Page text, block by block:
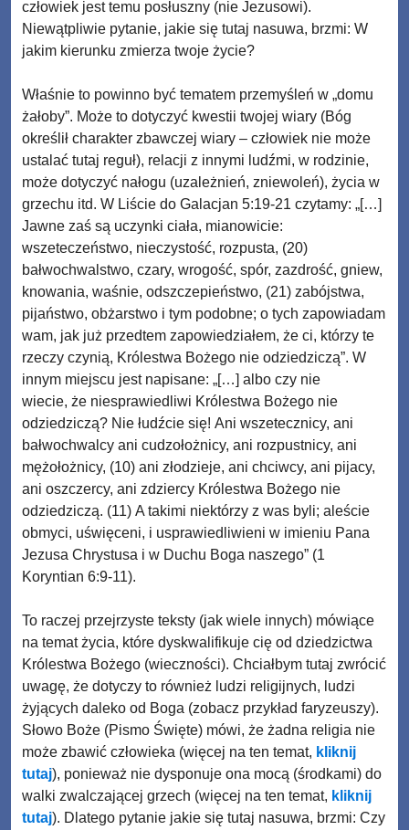
człowiek jest temu posłuszny (nie Jezusowi).
Niewątpliwie pytanie, jakie się tutaj nasuwa, brzmi: W
jakim kierunku zmierza twoje życie?
Właśnie to powinno być tematem przemyśleń w „domu
żałoby”. Może to dotyczyć kwestii twojej wiary (Bóg
określił charakter zbawczej wiary – człowiek nie może
ustalać tutaj reguł), relacji z innymi ludźmi, w rodzinie,
może dotyczyć nałogu (uzależnień, zniewoleń), życia w
grzechu itd. W Liście do Galacjan 5:19-21 czytamy: „[…]
Jawne zaś są uczynki ciała, mianowicie:
wszeteczeństwo, nieczystość, rozpusta, (20)
bałwochwalstwo, czary, wrogość, spór, zazdrość, gniew,
knowania, waśnie, odszczepieństwo, (21) zabójstwa,
pijaństwo, obżarstwo i tym podobne; o tych zapowiadam
wam, jak już przedtem zapowiedziałem, że ci, którzy te
rzeczy czynią, Królestwa Bożego nie odziedziczą”. W
innym miejscu jest napisane: „[…] albo czy nie
wiecie, że niesprawiedliwi Królestwa Bożego nie
odziedziczą? Nie łudźcie się! Ani wszetecznicy, ani
bałwochwalcy ani cudzołożnicy, ani rozpustnicy, ani
mężołożnicy, (10) ani złodzieje, ani chciwcy, ani pijacy,
ani oszczercy, ani zdziercy Królestwa Bożego nie
odziedziczą. (11) A takimi niektórzy z was byli; aleście
obmyci, uświęceni, i usprawiedliwieni w imieniu Pana
Jezusa Chrystusa i w Duchu Boga naszego” (1
Koryntian 6:9-11).
To raczej przejrzyste teksty (jak wiele innych) mówiące
na temat życia, które dyskwalifikuje cię od dziedzictwa
Królestwa Bożego (wieczności). Chciałbym tutaj zwrócić
uwagę, że dotyczy to również ludzi religijnych, ludzi
żyjących daleko od Boga (zobacz przykład faryzeuszy).
Słowo Boże (Pismo Święte) mówi, że żadna religia nie
może zbawić człowieka (więcej na ten temat, kliknij
tutaj), ponieważ nie dysponuje ona mocą (środkami) do
walki zwalczającej grzech (więcej na ten temat, kliknij
tutaj). Dlatego pytanie jakie się tutaj nasuwa, brzmi: Czy